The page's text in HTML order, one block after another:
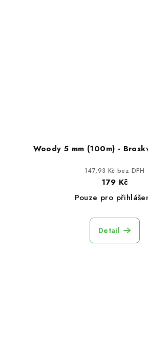
Woody 5 mm (100m) -
147,93 Kč bez DPH
179 Kč
Pouze pro
Detail